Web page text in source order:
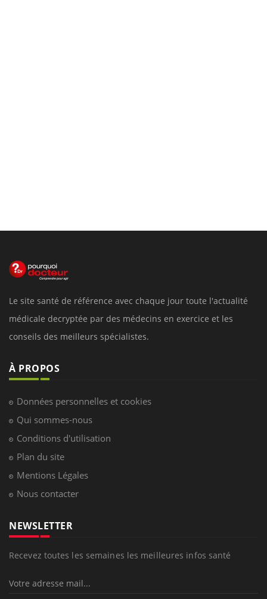
Le site santé de référence avec chaque jour toute l'actualité
médicale decryptée par des médecins en exercice et les
conseils des meilleurs spécialistes.
À PROPOS
Données personnelles et cookies
Qui sommes-nous
Conditions d'utilisation
Plan du site
Mentions Légales
Nous contacter
NEWSLETTER
Recevez toutes les semaines les meilleures infos santé